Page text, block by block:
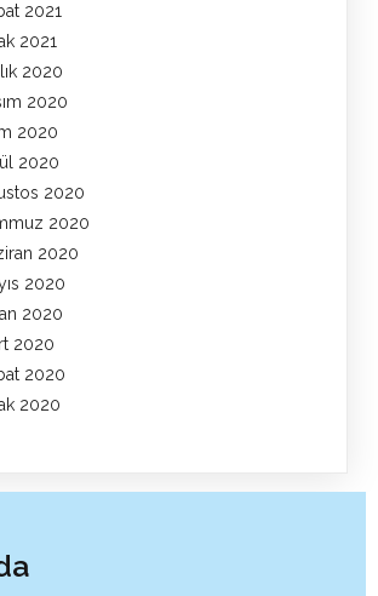
2021
2021
2020
2020
2020
2020
2020
2020
2020
2020
2020
2020
2020
2020